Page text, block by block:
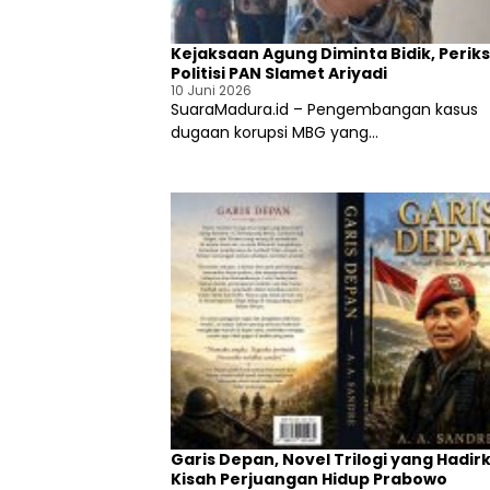
o
n
S
d
m
e
n
e
p
e
p
T
L
a
D
i
s
e
b
u
t
K
a
n
t
o
r
Kejaksaan Agung Diminta Bidik,
Politisi PAN Slamet Ariyadi
10 Juni 2026
SuaraMadura.id – Pengembangan kasus
dugaan korupsi MBG yang...
Garis Depan, Novel Trilogi yang
Kisah Perjuangan Hidup Prabowo